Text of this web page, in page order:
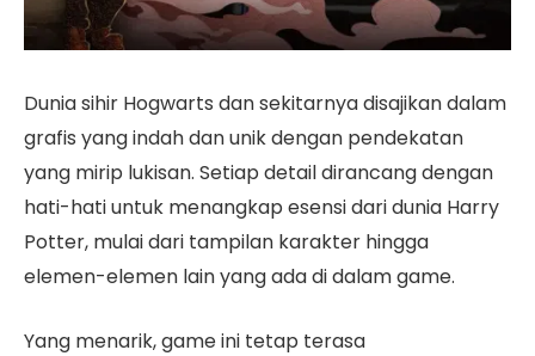
Dunia sihir Hogwarts dan sekitarnya disajikan dalam
grafis yang indah dan unik dengan pendekatan
yang mirip lukisan. Setiap detail dirancang dengan
hati-hati untuk menangkap esensi dari dunia Harry
Potter, mulai dari tampilan karakter hingga
elemen-elemen lain yang ada di dalam game.
Yang menarik, game ini tetap terasa